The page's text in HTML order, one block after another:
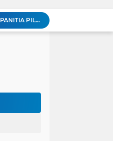
PEMDES RAWALELE GELAR MUSDES TENTUKAN RKPDes, PANITIA PILKADES SERTA PERINGATI HUT KE-81 KEMERDEKAAN RI
Ketua FKPPI Jabar Tegaskan Tak Ada Perubahan Kepengurusan PC KB FKPPI Sumedang, Ketua Cabang Diminta Segera Konsolidasi